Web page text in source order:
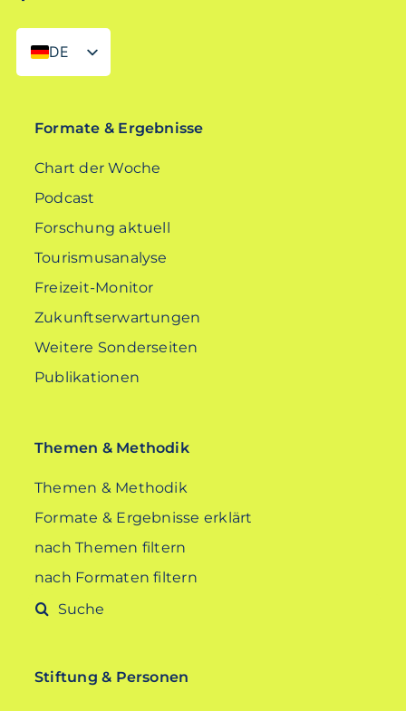
DE
EN
Formate & Ergebnisse
Chart der Woche
Podcast
Forschung aktuell
Tourismusanalyse
Freizeit-Monitor
Zukunftserwartungen
Weitere Sonderseiten
Publikationen
Themen & Methodik
Themen & Methodik
Formate & Ergebnisse erklärt
nach Themen filtern
nach Formaten filtern
Suche
Stiftung & Personen